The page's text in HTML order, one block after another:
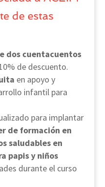
de estas
dos cuentacuentos
de descuento.
en apoyo y
infantil para
para implantar
de formación en
saludables en
papis y niños
durante el curso